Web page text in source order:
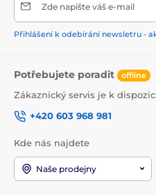
Zde napište váš e-mail
Přihlášení k odebírání newsletru -
Potřebujete poradit offline
Zákaznický servis je k
+420 603 968 981
Kde nás najdete
Naše prodejny